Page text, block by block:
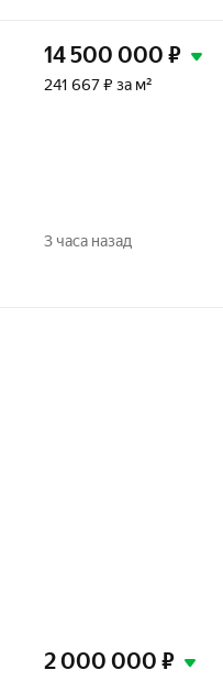
14 500 000 ₽
241 667 ₽ за м²
3 часа назад
2 000 000 ₽